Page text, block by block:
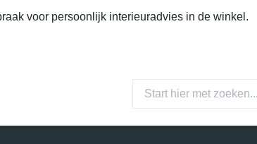
voor persoonlijk interieuradvies in de winkel.